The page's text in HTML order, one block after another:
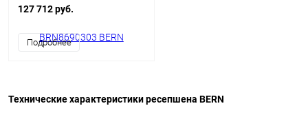
127 712 руб.
Подробнее
Технические характеристики ресепшена BERN